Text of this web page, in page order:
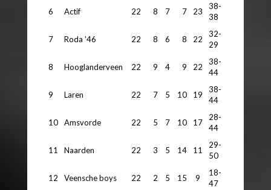
6 Actif 22 8 7 7 23
38-
38
7 Roda '46 22 8 6 8 22
32-
29
8 Hooglanderveen 22 9 4 9 22
38-
44
9 Laren 22 7 5 10 19
38-
44
10 Amsvorde 22 5 7 10 17
28-
44
11 Naarden 22 3 5 14 11
29-
50
12 Veensche boys 22 2 5 15 9
18-
47